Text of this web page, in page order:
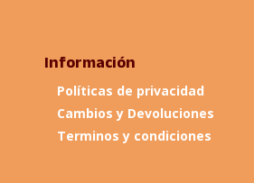
Información
Políticas de privacidad
Cambios y Devoluciones
Terminos y condiciones